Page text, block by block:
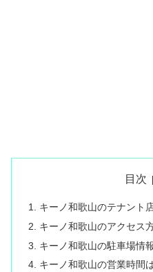
目次
キーノ和歌山のテナント
キーノ和歌山のアクセス
キーノ和歌山の駐車場情
キーノ和歌山の営業時間